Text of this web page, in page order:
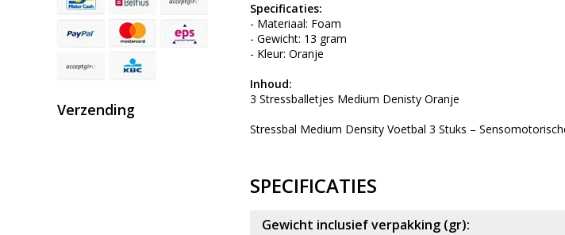
Verzending
Specificaties:
- Materiaal: Foam
- Gewicht: 13 gram
- Kleur: Oranje
Inhoud:
3 Stressballetjes Medium Denisty Oranje
Stressbal Medium Density Voetbal 3 Stuks –
SPECIFICATIES
Gewicht inclusief verpakking (gr):